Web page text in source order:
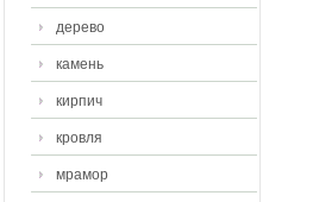
дерево
камень
кирпич
кровля
мрамор